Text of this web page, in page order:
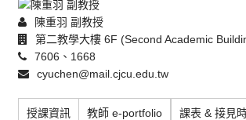
陳重羽 副教授
第二教學大樓 6F (Second Academic
7606、1668
cyuchen@mail.cjcu.edu.tw
授課資訊 教師 e-portfolio 課表 & 接見